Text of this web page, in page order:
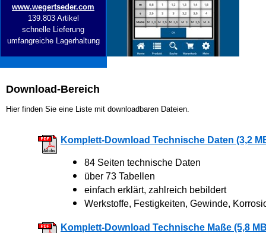
www.wegertseder.com
139.803 Artikel
schnelle Lieferung
umfangreiche Lagerhaltung
Download-Bereich
Hier finden Sie eine Liste mit downloadbaren Dateien.
Komplett-Download Technische Daten (3,2
84 Seiten technische Daten
über 73 Tabellen
einfach erklärt, zahlreich bebildert
Werkstoffe, Festigkeiten, Gewinde,
Komplett-Download Technische Maße (5,8